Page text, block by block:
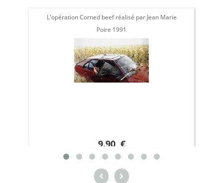
L'opération Corned beef réalisé par Jean Marie
Poire 1991
9.90 €